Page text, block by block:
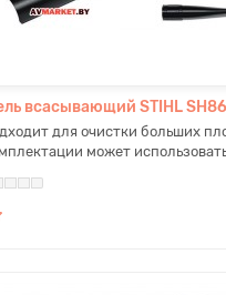
всасывающий STIHL
для очистки больших
может